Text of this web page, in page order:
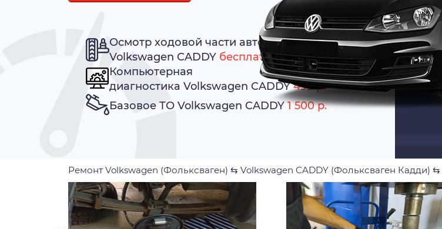
Осмотр ходовой части авто
Volkswagen CADDY бесплатно
Компьютерная
диагностика Volkswagen CADDY499 р.
Базовое ТО Volkswagen CADDY1 500 р.
Ремонт Volkswagen (Фольксваген) ⇆ Volkswagen CADDY (Фольксваген Кадди) ⇆